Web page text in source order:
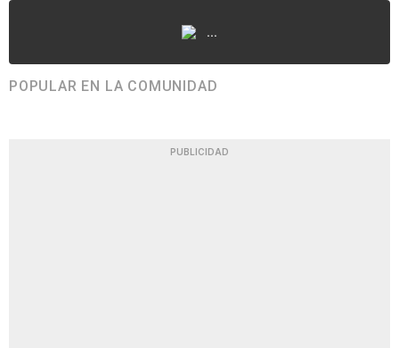
...
POPULAR EN LA COMUNIDAD
PUBLICIDAD